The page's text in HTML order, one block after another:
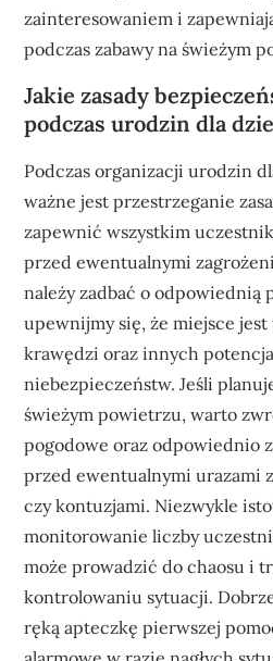
zainteresowaniem i
podczas zabawy na świeżym
Jakie zasady
podczas urodzin dla
Podczas organizacji urodzin
ważne jest przestrzeganie
zapewnić wszystkim
przed ewentualnymi
należy zadbać o odpowiednią
upewnijmy się, że miejsce
krawędzi oraz innych
niebezpieczeństw. Jeśli
świeżym powietrzu, warto
pogodowe oraz odpowiednio
przed ewentualnymi urazami
czy kontuzjami. Niezwykle
monitorowanie liczby
może prowadzić do chaosu i
kontrolowaniu sytuacji.
ręką apteczkę pierwszej